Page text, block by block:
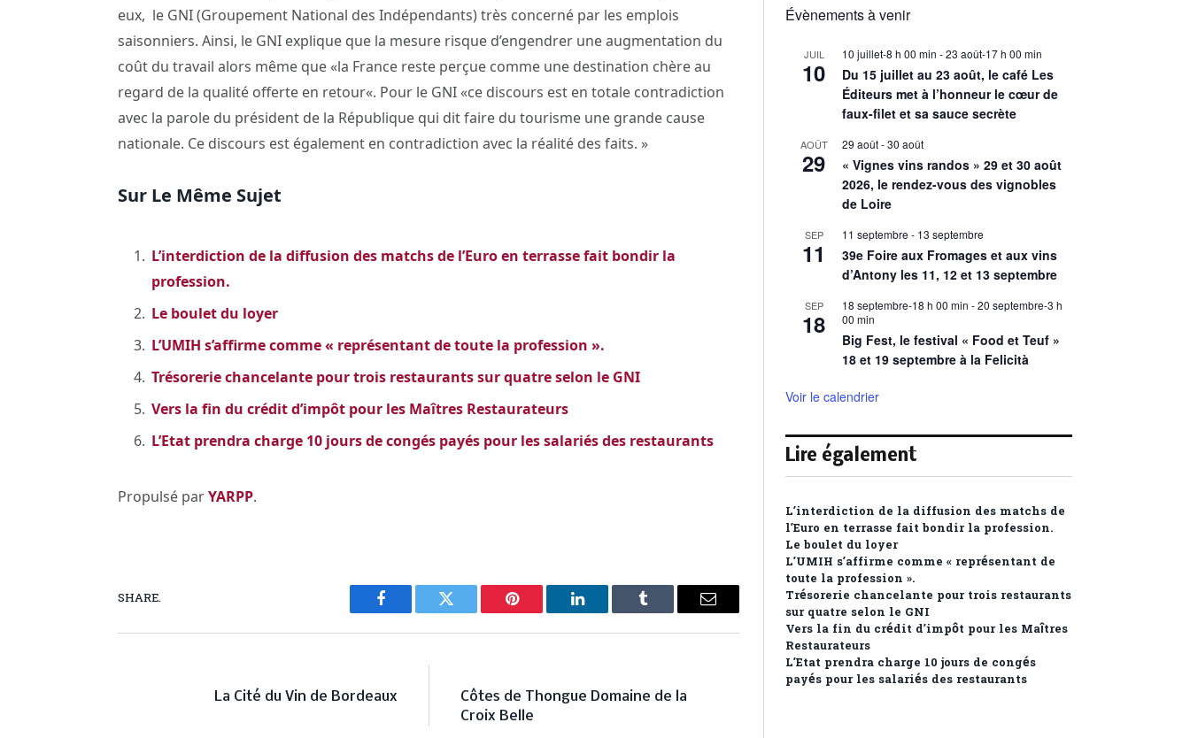
eux, le GNI (Groupement National des Indépendants) très concerné par les emplois
saisonniers. Ainsi, le GNI explique que la mesure risque d’engendrer une augmentation du
coût du travail alors même que «la France reste perçue comme une destination chère au
regard de la qualité offerte en retour«. Pour le GNI «ce discours est en totale contradiction
avec la parole du président de la République qui dit faire du tourisme une grande cause
nationale. Ce discours est également en contradiction avec la réalité des faits. »
Sur Le Même Sujet
L’interdiction de la diffusion des matchs de l’Euro en terrasse fait bondir la
profession.
Le boulet du loyer
L’UMIH s’affirme comme « représentant de toute la profession ».
Trésorerie chancelante pour trois restaurants sur quatre selon le GNI
Vers la fin du crédit d’impôt pour les Maîtres Restaurateurs
L’Etat prendra charge 10 jours de congés payés pour les salariés des restaurants
Propulsé parYARPP.
SHARE.
Facebook Twitter Pinterest LinkedIn Tumblr Email
La Cité du Vin de Bordeaux
Côtes de Thongue Domaine de la
Croix Belle
Évènements à venir
JUIL
10
10 juillet-8 h 00 min -23 août-17 h 00 min
Du 15 juillet au 23 août, le café Les
Éditeurs met à l’honneur le cœur de
faux-filet et sa sauce secrète
AOÛT
29
29 août-30 août
« Vignes vins randos » 29 et 30 août
2026, le rendez-vous des vignobles
de Loire
SEP
11
11 septembre - 13 septembre
39e Foire aux Fromages et aux vins
d’Antony les 11, 12 et 13 septembre
SEP
18
18 septembre-18 h 00 min -20 septembre-3 h
00 min
Big Fest, le festival « Food et Teuf »
18 et 19 septembre à la Felicità
Voir le calendrier
Lire également
L’interdiction de la diffusion des matchs de
l’Euro en terrasse fait bondir la profession.
Le boulet du loyer
L’UMIH s’affirme comme « représentant de
toute la profession ».
Trésorerie chancelante pour trois restaurants
sur quatre selon le GNI
Vers la fin du crédit d’impôt pour les Maîtres
Restaurateurs
L’Etat prendra charge 10 jours de congés
payés pour les salariés des restaurants